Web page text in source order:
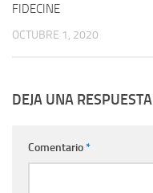
FIDECINE
OCTUBRE 1, 2020
DEJA UNA RESPUESTA
Comentario*